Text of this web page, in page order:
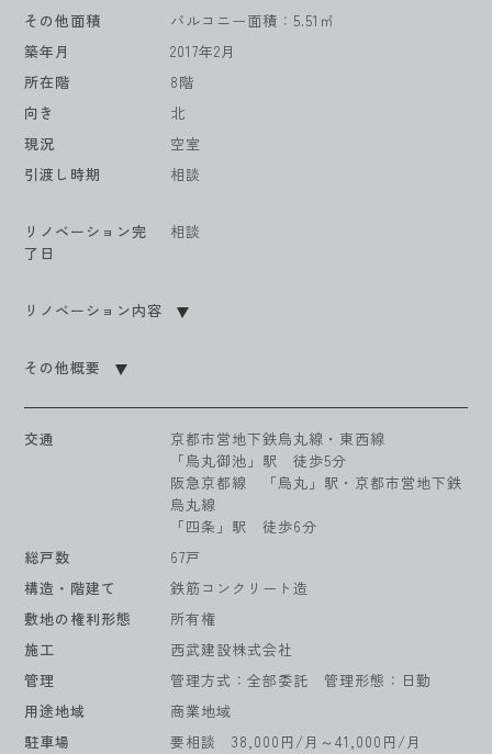
その他面積
バルコニー面積：5.51㎡
築年月
2017年2月
所在階
8階
向き
北
現況
空室
引渡し時期
相談
リノベーション完
了日
相談
リノベーション内容
その他概要
交通
京都市営地下鉄烏丸線・東西線
「烏丸御池」駅 徒歩5分
阪急京都線 「烏丸」駅・京都市営地下鉄
烏丸線
「四条」駅 徒歩6分
総戸数
67戸
構造・階建て
鉄筋コンクリート造
敷地の権利形態
所有権
施工
西武建設株式会社
管理
管理方式：全部委託 管理形態：日勤
用途地域
商業地域
駐車場
要相談 38,000円/月～41,000円/月